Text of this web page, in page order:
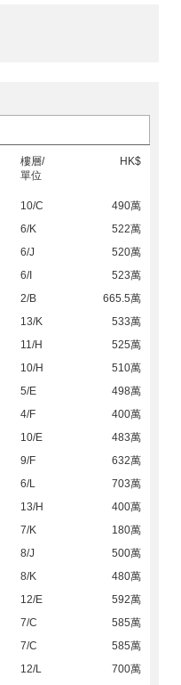
樓層/
單位
HK$
10/C
490萬
6/K
522萬
6/J
520萬
6/I
523萬
2/B
665.5萬
13/K
533萬
11/H
525萬
10/H
510萬
5/E
498萬
4/F
400萬
10/E
483萬
9/F
632萬
6/L
703萬
13/H
400萬
7/K
180萬
8/J
500萬
8/K
480萬
12/E
592萬
7/C
585萬
7/C
585萬
12/L
700萬